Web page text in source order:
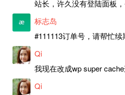
标志岛
#111113订单号，请帮忙
Qi
我现在改成wp super
Qi